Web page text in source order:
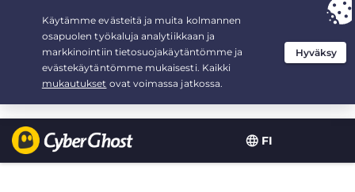
FI
Your choice:The Best Deal for 3.3333333333333-years at $
/month